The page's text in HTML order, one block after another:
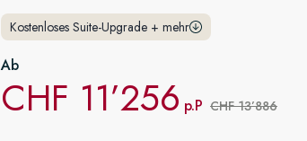
USA
Deutschland
Kostenloses Suite-Upgrade + mehr
Ab
CHF 11’256 p.P CHF 13’886